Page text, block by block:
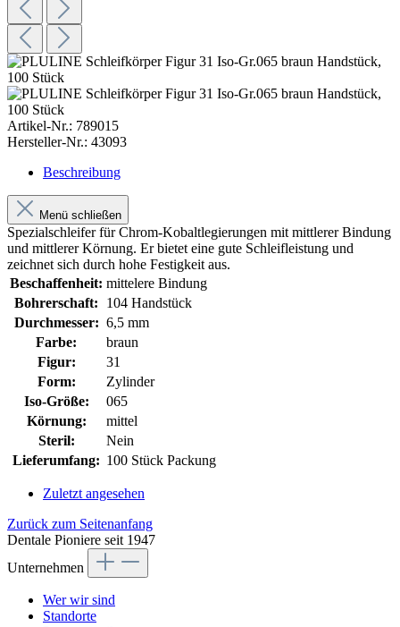
Artikel-Nr.: 789015
Hersteller-Nr.: 43093
Beschreibung
Menü schließen
Spezialschleifer für Chrom-Kobaltlegierungen mit mittlerer Bindung
und mittlerer Körnung. Er bietet eine gute Schleifleistung und
zeichnet sich durch hohe Festigkeit aus.
Beschaffenheit: mittelere Bindung
Bohrerschaft:
104 Handstück
Durchmesser: 6,5 mm
Farbe:
braun
Figur:
31
Form:
Zylinder
Iso-Größe:
065
Körnung:
mittel
Steril:
Nein
Lieferumfang: 100 Stück Packung
Zuletzt angesehen
Zurück zum Seitenanfang
Dentale Pioniere seit 1947
Unternehmen
Wer wir sind
Standorte